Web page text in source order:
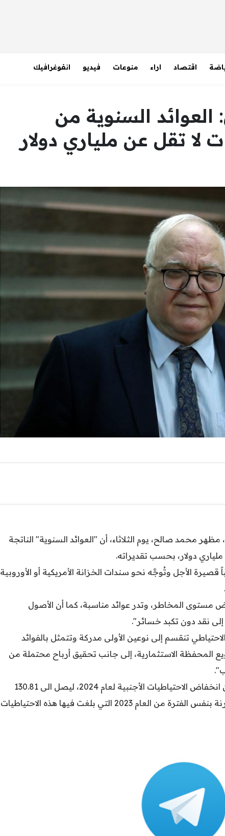
اقتصاد اراء منوعات فيديو انفوغرافيك
السنوية من
لا تقل عن ملياري دولار
محمد صالح، يوم الثلاثاء، أن "العوائد السنوية" الناتجة
ملياري دولار، بحسب تقديراته.
الأجل وتُوجَّه نحو سندات الخزانة الأمريكية أو الأوروبية
مستوى المخاطر، وتدر عوائد مناسبة، كما أن الأصول
إلى نقد دون تكبد خسائر".
تنقسم إلى نوعين الأولى مدركة وتتمثل بالفوائد
المحفظة الاستثمارية، إلى جانب تحقيق أرباح محتملة من
وسبق للبنك المركزي العراقي أن كشف عن انخفاض الاحتياطيات الأجنبية لعام 2024، ليصل الى 130.81
تريليون دينار، منخفضاً بنسبة 10.18% مقارنة بنفس الفترة من العام 2023 التي بلغت فيها هذه الاحتياطيات